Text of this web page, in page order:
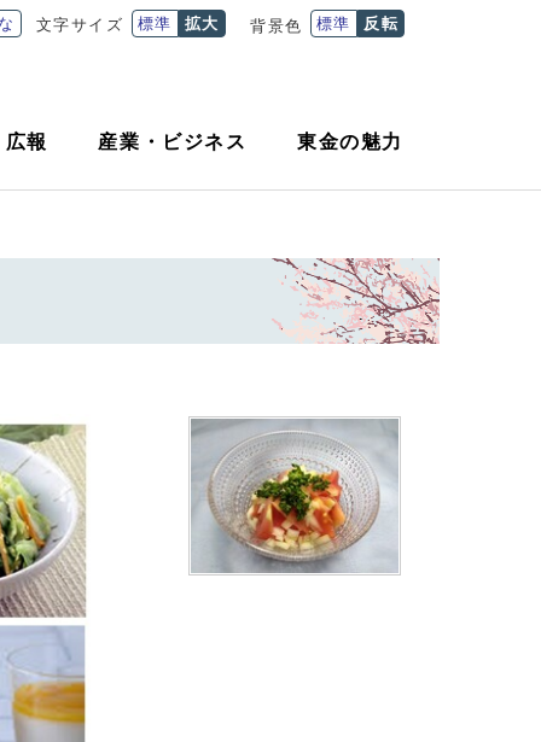
文字サイズ 標準 拡大 背景色 標準 反転
広報 産業 ・ ビジネス 東金の魅力